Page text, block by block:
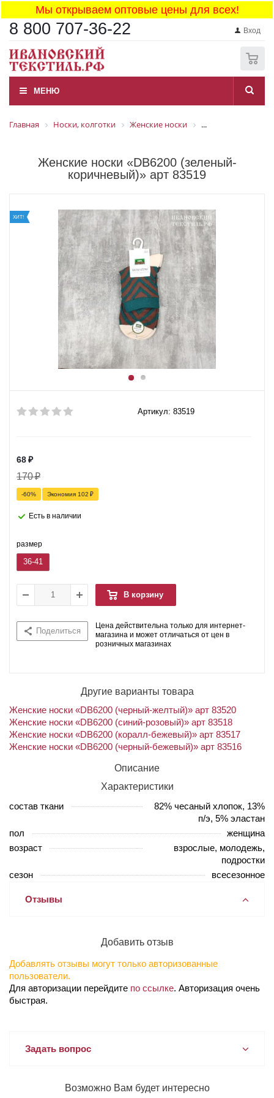
Мы открываем оптовые цены для всех!
8 800 707-36-22 Вход
МЕНЮ
Главная Носки, колготки Женские носки ...
Женские носки «DB6200 (зеленый-
коричневый)» арт 83519
ХИТ!
Артикул: 83519
68₽
170₽
-60% Экономия 102 ₽
Есть в наличии
размер
36-41
В корзину
Поделиться
Цена действительна только для интернет-
магазина и может отличаться от цен в
розничных магазинах
Другие варианты товара
Женские носки «DB6200 (черный-желтый)» арт 83520
Женские носки «DB6200 (синий-розовый)» арт 83518
Женские носки «DB6200 (коралл-бежевый)» арт 83517
Женские носки «DB6200 (черный-бежевый)» арт 83516
Описание
Характеристики
состав ткани
82% чесаный хлопок, 13%
п/э, 5% эластан
пол
женщина
возраст
взрослые, молодежь,
подростки
сезон
всесезонное
Отзывы
Добавить отзыв
Добавлять отзывы могут только авторизованные
пользователи.
Для авторизации перейдите по ссылке. Авторизация очень
быстрая.
Задать вопрос
Возможно Вам будет интересно